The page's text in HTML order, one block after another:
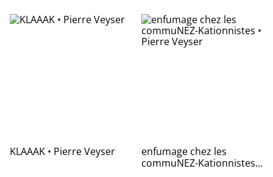
KLAAAK • Pierre Veyser
enfumage chez les
commuNEZ-Kationnistes •